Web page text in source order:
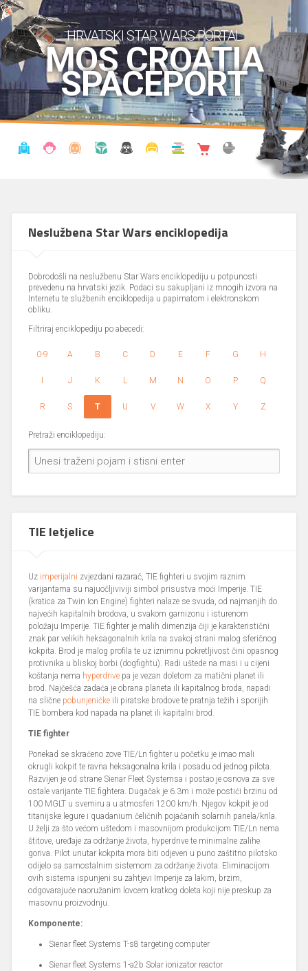
HRVATSKI STAR WARS PORTAL
MOS CROATIA
SPACEPORT
Neslužbena Star Wars enciklopedija
Dobrodošli na neslužbenu Star Wars enciklopediju u potpunosti
prevedenu na hrvatski jezik. Podaci su sakupljani iz mnogih izvora na
Internetu te službenih enciklopedija u papirnatom i elektronskom
obliku.
Filtriraj enciklopediju po abecedi:
0-9 A B C D E F G H
I J K L M N O P Q
R S T U V W X Y Z
Pretraži enciklopediju:
TIE letjelice
Uz imperijalni zvjezdani razarač, TIE fighteri u svojim raznim
varijantama su najuočljiviviji simbol prisustva moći Imperije. TIE
(kratica za Twin Ion Engine) fighteri nalaze se svuda, od najmanjih do
najvećih kapitalnih brodova, u svakom garnizonu i isturenom
položaju Imperije. TIE fighter je malih dimenzija čiji je karakteristični
znak par velikih heksagonalnih krila na svakoj strani malog sferičnog
kokpita. Brod je malog profila te uz iznimnu pokretljivost čini opasnog
protivnika u bliskoj borbi (dogfightu). Radi uštede na masi i u cijeni
koštanja nema hyperdrive pa je vezan doletom za matični planet ili
brod. Najčešća zadaća je obrana planeta ili kapitalnog broda, napadi
na slične pobunjeničke ili piratske brodove te pratnja težih i sporijih
TIE bombera kod napada na planet ili kapitalni brod.
TIE fighter
Ponekad se skraćeno zove TIE/Ln fighter u početku je imao mali
okrugli kokpit te ravna heksagonalna krila i posadu od jednog pilota.
Razvijen je od strane Sienar Fleet Systemsa i postao je osnova za sve
ostale varijante TIE fightera. Dugačak je 6.3m i može postići brzinu od
100 MGLT u svemiru a u atmosferi 1200 km/h. Njegov kokpit je od
titanijske legure i quadanium čeličnih pojačanih solarnih panela/krila.
U želji za što većom uštedom i masovnijom produkcijom TIE/Ln nema
štitove, uređaje za održanje života, hyperdrive te minimalne zalihe
goriva. Pilot unutar kokpita mora biti odjeven u puno zaštitno pilotsko
odijelo sa samostalnim sistemom za održanje života. Eliminacijom
ovih sistema ispunjeni su zahtjevi Imperije za lakim, brzim,
odgovarajuće naoružanim lovcem kratkog doleta koji nije preskup za
masovnu proizvodnju.
Komponente:
Sienar fleet Systems T-s8 targeting computer
Sienar fleet Systems 1-a2b Solar ionizator reactor